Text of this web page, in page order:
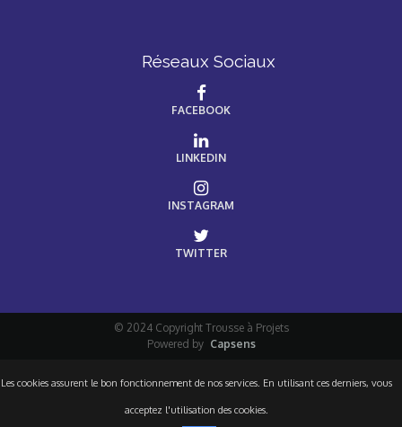
Réseaux Sociaux
FACEBOOK
LINKEDIN
INSTAGRAM
TWITTER
© 2024 Copyright Trousse à Projets
Powered by Capsens
Les cookies assurent le bon fonctionnement de nos services. En utilisant ces derniers, vous
acceptez l'utilisation des cookies.